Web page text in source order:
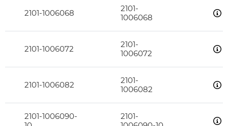
2101-1006068
2101-
1006068
2101-1006072
2101-
1006072
2101-1006082
2101-
1006082
2101-1006090-
2101-